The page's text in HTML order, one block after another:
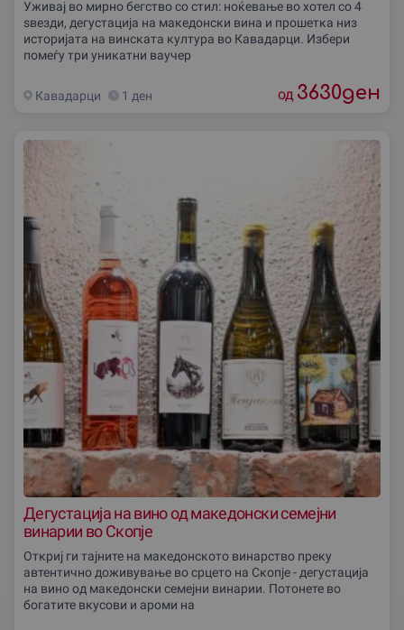
Уживај во мирно бегство со стил: ноќевање во хотел со 4
ѕвезди, дегустација на македонски вина и прошетка низ
историјата на винската култура во Кавадарци. Избери
помеѓу три уникатни ваучер
Кавадарци 1 ден од 3630ден
Дегустација на вино од македонски семејни
винарии во Скопје
Откриј ги тајните на македонското винарство преку
автентично доживување во срцето на Скопје - дегустација
на вино од македонски семејни винарии. Потонете во
богатите вкусови и ароми на